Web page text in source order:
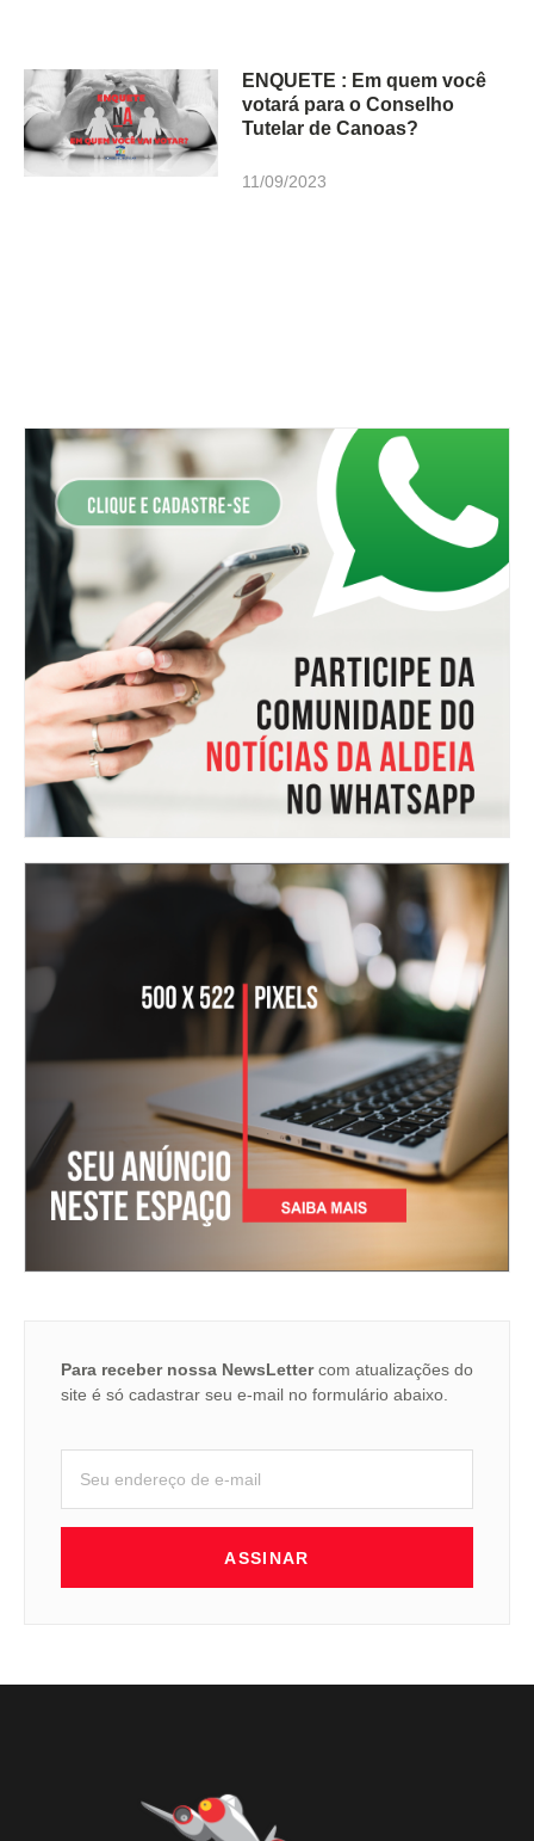
ENQUETE : Em quem você
votará para o Conselho
Tutelar de Canoas?
11/09/2023
Para receber nossa NewsLettercom atualizações do
site é só cadastrar seu e-mail no formulário abaixo.
ASSINAR